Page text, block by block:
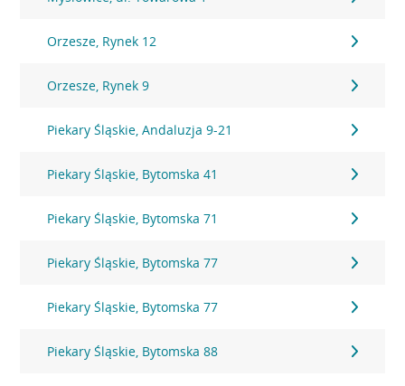
Orzesze, Rynek 12
Orzesze, Rynek 9
Piekary Śląskie, Andaluzja 9-21
Piekary Śląskie, Bytomska 41
Piekary Śląskie, Bytomska 71
Piekary Śląskie, Bytomska 77
Piekary Śląskie, Bytomska 77
Piekary Śląskie, Bytomska 88